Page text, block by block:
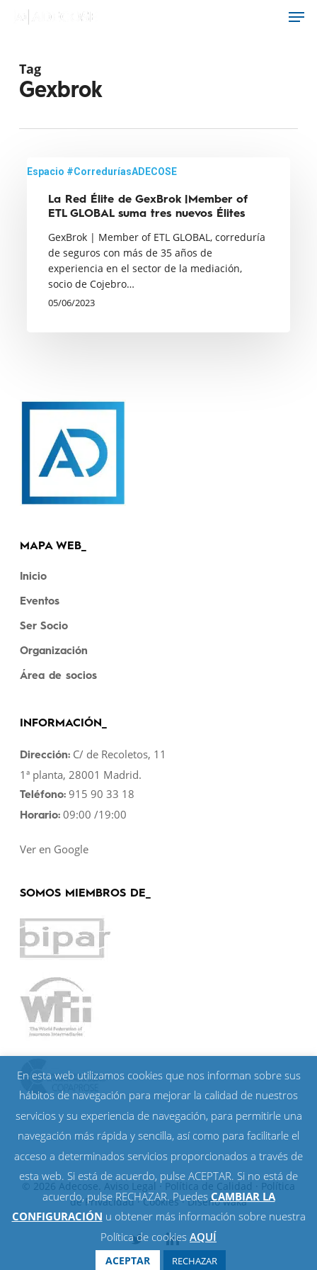
content
Tag
Gexbrok
La
GexBrok
|Member
Espacio #CorreduríasADECOSE
La Red Élite de GexBrok |Member of
ETL GLOBAL suma tres nuevos Élites
GexBrok | Member of ETL GLOBAL, correduría
de seguros con más de 35 años de
experiencia en el sector de la mediación,
socio de Cojebro…
05/06/2023
MAPA WEB_
Inicio
Eventos
Ser Socio
Organización
Área de socios
INFORMACIÓN_
Dirección: C/ de Recoletos, 11
1ª planta, 28001 Madrid.
Teléfono: 915 90 33 18
Horario: 09:00 /19:00
Ver en Google
SOMOS MIEMBROS DE_
© 2026 Adecose. Aviso Legal · Política de Calidad
Política
de Privacidad·Cookies· Diseñowaka
twitter linkedin
En esta web utilizamos cookies que nos informan sobre sus
hábitos de navegación para mejorar la calidad de nuestros
servicios y su experiencia de navegación, para permitirle una
navegación más rápida y sencilla, así como para facilitarle el
acceso a determinados servicios proporcionados a través de
esta web. Si está de acuerdo, pulse ACEPTAR. Si no está de
acuerdo, pulse RECHAZAR. PuedesCAMBIAR LA
CONFIGURACIÓN u obtener más información sobre nuestra
Política de cookies AQUÍ
ACEPTAR RECHAZAR